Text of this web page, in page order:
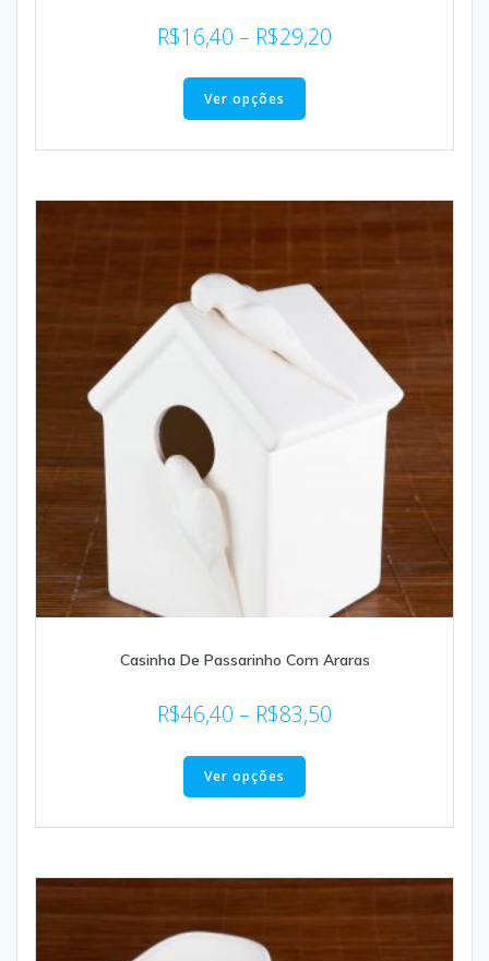
R$16,40 – R$29,20
Ver opções
Casinha De Passarinho Com Araras
R$46,40 – R$83,50
Ver opções